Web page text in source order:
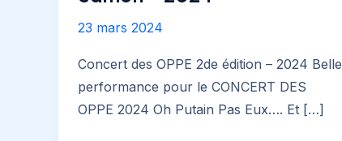
23 mars 2024
Concert des OPPE 2de édition – 2024 Belle
performance pour le CONCERT DES
OPPE 2024 Oh Putain Pas Eux…. Et […]